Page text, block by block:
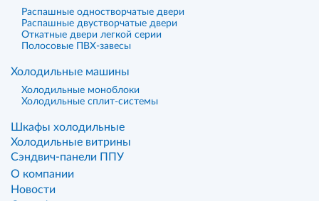
Распашные одностворчатые двери
Распашные двустворчатые двери
Откатные двери легкой серии
Полосовые ПВХ-завесы
Холодильные машины
Холодильные моноблоки
Холодильные сплит-системы
Шкафы холодильные
Холодильные витрины
Сэндвич-панели ППУ
О компании
Новости